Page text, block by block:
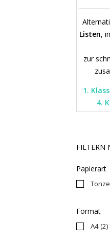
Listen,
zur
1.
4.
FILTERN
Papierart
Format
A4(2)